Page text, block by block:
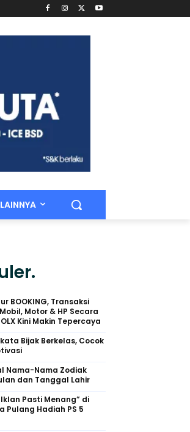
LAINNYA
BOOKING, Transaksi
Motor & HP Secara
Kini Makin Tepercaya
Bijak Berkelas, Cocok
Nama-Nama Zodiak
dan Tanggal Lahir
Pasti Menang” di
Pulang Hadiah PS 5